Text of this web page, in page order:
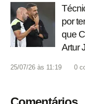
por
que
Artur
25/07/26 às 11:19 0